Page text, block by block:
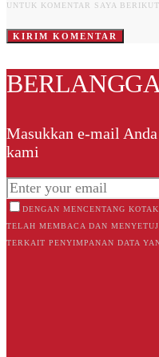
UNTUK KOMENTAR SAYA
Masukkan e-mail
kami
DENGAN MENCENTANG
TELAH MEMBACA DAN
TERKAIT PENYIMPANAN DATA